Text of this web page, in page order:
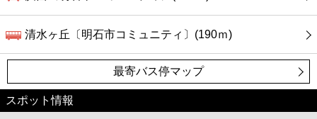
病院
清水ヶ丘〔明石市コミュニティ〕(190ｍ)
最寄バス停マップ
スポット情報